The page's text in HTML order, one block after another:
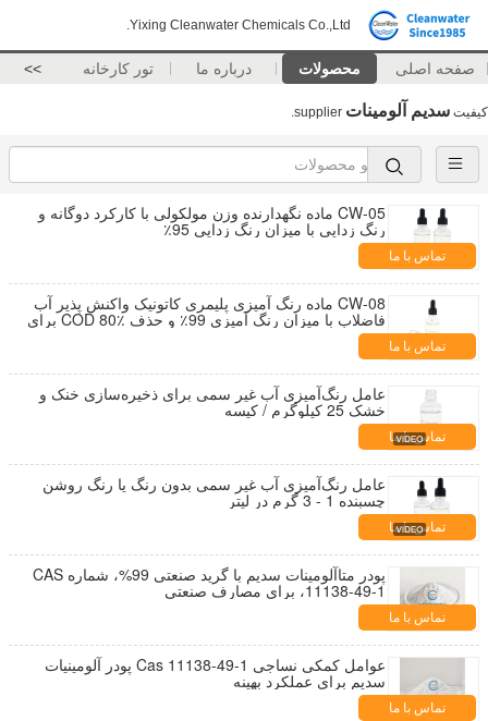
Yixing Cleanwater Chemicals Co.,Ltd.
صفحه اصلی محصولات درباره ما تور کارخانه >>
کیفیت سدیم آلومینات
CW-05 ماده نگهدارنده وزن مولکولی با کارکرد دوگانه و
رنگ زدایی با میزان رنگ زدایی 95٪
تماس با ما
CW-08 ماده رنگ آمیزی پلیمری کاتونیک واکنش پذیر آب
فاضلاب با میزان رنگ آمیزی 99٪ و حذف COD 80٪ برای
آب فاضلاب نساجی تماس با ما
عامل رنگ‌آمیزی آب غیر سمی برای ذخیره‌سازی خنک و
خشک 25 کیلوگرم / کیسه
تماس با ما
عامل رنگ‌آمیزی آب غیر سمی بدون رنگ یا رنگ روشن
چسبنده 1 - 3 گرم در لیتر
تماس با ما
پودر متاآلومینات سدیم با گرید صنعتی 99%، شماره CAS
11138-49-1، برای مصارف صنعتی
تماس با ما
عوامل کمکی نساجی Cas 11138-49-1 پودر آلومینیات
سدیم برای عملکرد بهینه
تماس با ما